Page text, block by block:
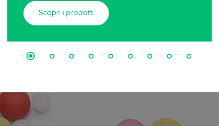
Scopri i prodotti